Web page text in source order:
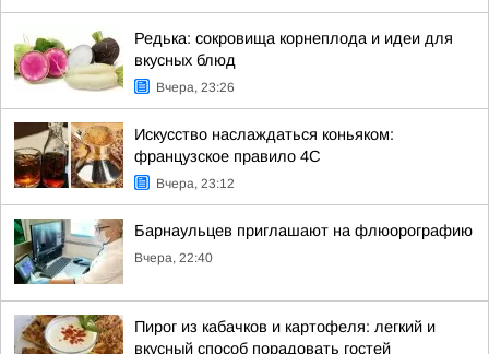
Редька: сокровища корнеплода и идеи для
вкусных блюд
Вчера, 23:26
Искусство наслаждаться коньяком:
французское правило 4С
Вчера, 23:12
Барнаульцев приглашают на флюорографию
Вчера, 22:40
Пирог из кабачков и картофеля: легкий и
вкусный способ порадовать гостей